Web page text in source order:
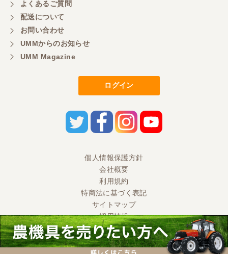
よくあるご質問
配送について
お問い合わせ
UMMからのお知らせ
UMM Magazine
ログイン
個人情報保護方針
会社概要
利用規約
特商法に基づく表記
サイトマップ
採用情報
Ⓒ 2020 UMM CO., LTD. All Rights Reserved.